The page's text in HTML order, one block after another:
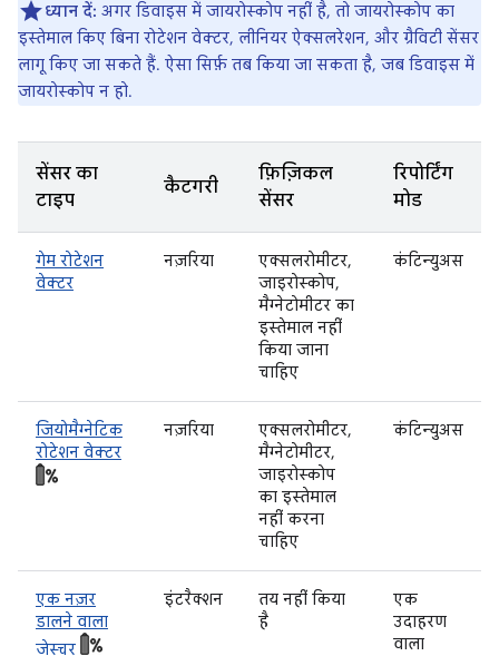
ध्यान दें: अगर डिवाइस में जायरोस्कोप नहीं है, तो जायरोस्कोप का
इस्तेमाल किए बिना रोटेशन वेक्टर, लीनियर ऐक्सलरेशन, और ग्रैविटी सेंसर
लागू किए जा सकते हैं. ऐसा सिर्फ़ तब किया जा सकता है, जब डिवाइस में
जायरोस्कोप न हो.
सेंसर का
टाइप
कैटगरी
फ़िज़िकल
सेंसर
रिपोर्टिंग
मोड
गेम रोटेशन
वेक्टर
नज़रिया
एक्सलरोमीटर,
जाइरोस्कोप,
मैग्नेटोमीटर का
इस्तेमाल नहीं
किया जाना
चाहिए
कंटिन्युअस
जियोमैग्नेटिक
रोटेशन वेक्टर
नज़रिया
एक्सलरोमीटर,
मैग्नेटोमीटर,
जाइरोस्कोप
का इस्तेमाल
नहीं करना
चाहिए
कंटिन्युअस
एक नज़र
डालने वाला
जेस्चर
इंटरैक्शन
तय नहीं किया
है
एक
उदाहरण
वाला